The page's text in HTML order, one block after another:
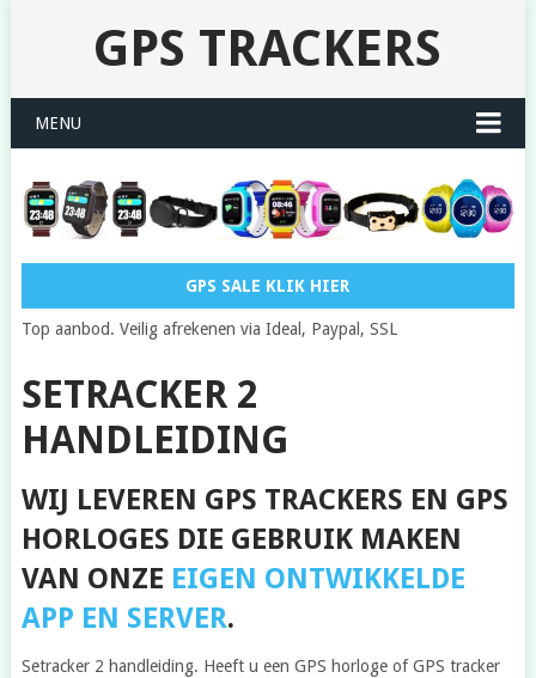
GPS TRACKERS
MENU
GPS SALE KLIK HIER
Top aanbod. Veilig afrekenen via Ideal, Paypal, SSL
SETRACKER 2
HANDLEIDING
WIJ LEVEREN GPS TRACKERS EN GPS
HORLOGES DIE GEBRUIK MAKEN
VAN ONZE EIGEN ONTWIKKELDE
APP EN SERVER.
Setracker 2 handleiding. Heeft u een GPS horloge of GPS tracker